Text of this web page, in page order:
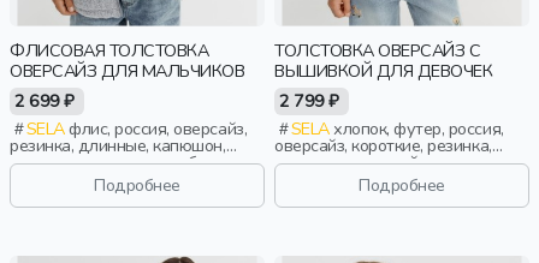
ФЛИСОВАЯ ТОЛСТОВКА
ОВЕРСАЙЗ ДЛЯ МАЛЬЧИКОВ
2 699 ₽
SELAфлис, россия, оверсайз,
резинка, длинные, капюшон,
застежка, манжета, свободные,
прорези, вышивка, мальчики,
Подробнее
ТОЛСТОВКА ОВЕРСАЙЗ С
ВЫШИВКОЙ ДЛЯ ДЕВОЧЕК
2 799 ₽
SELAхлопок, футер, россия,
оверсайз, короткие, резинка,
длинные, длинный рукав,
капюшон, застежка, манжета,
свободные, вышивка, девочки,
дети
Подробнее